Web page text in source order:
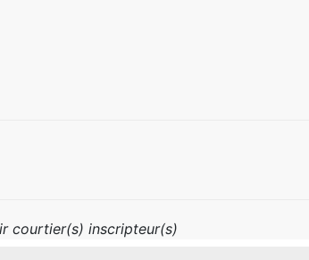
courtier(s) inscripteur(s)